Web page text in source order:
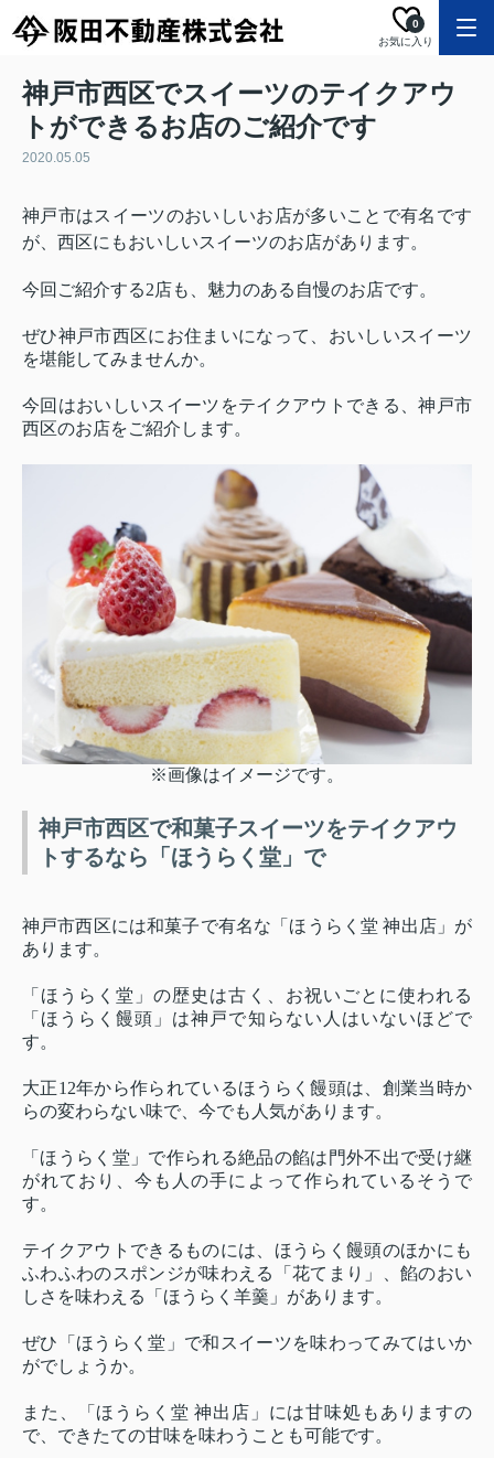
お気に入り
0
神戸市西区でスイーツのテイクアウ
トができるお店のご紹介です
2020.05.05
神戸市はスイーツのおいしいお店が多いことで有名です
が、西区にもおいしいスイーツのお店があります。
今回ご紹介する2店も、魅力のある自慢のお店です。
ぜひ神戸市西区にお住まいになって、おいしいスイーツ
を堪能してみませんか。
今回はおいしいスイーツをテイクアウトできる、神戸市
西区のお店をご紹介します。
※画像はイメージです。
神戸市西区で和菓子スイーツをテイクアウ
トするなら「ほうらく堂」で
神戸市西区には和菓子で有名な「ほうらく堂 神出店」が
あります。
「ほうらく堂」の歴史は古く、お祝いごとに使われる
「ほうらく饅頭」は神戸で知らない人はいないほどで
す。
大正12年から作られているほうらく饅頭は、創業当時か
らの変わらない味で、今でも人気があります。
「ほうらく堂」で作られる絶品の餡は門外不出で受け継
がれており、今も人の手によって作られているそうで
す。
テイクアウトできるものには、ほうらく饅頭のほかにも
ふわふわのスポンジが味わえる「花てまり」、餡のおい
しさを味わえる「ほうらく羊羹」があります。
ぜひ「ほうらく堂」で和スイーツを味わってみてはいか
がでしょうか。
また、「ほうらく堂 神出店」には甘味処もありますの
で、できたての甘味を味わうことも可能です。